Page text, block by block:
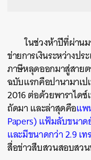
ในช่วงห้าปีที่ผ่านม
ข่ายการเงินระหว่างป
ภาษีหลุดออกมาสู่สาย
ฉบับแรกคือปานามาเป
2016 ต่อด้วยพาราไดซ์
ถัดมา และล่าสุดคือแพ
Papers) แฟ้มลับขนาด
และมีขนาดกว่า 2.9 เท
สื่อข่าวสืบสวนสอบสว